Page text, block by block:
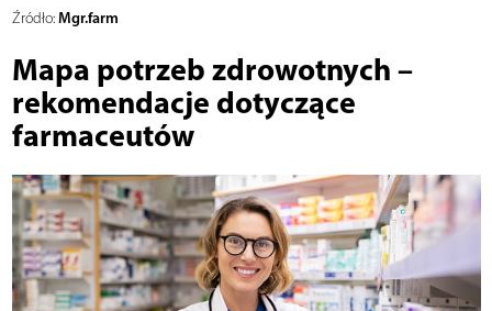
Źródło: Mgr.farm
Mapa potrzeb zdrowotnych –
rekomendacje dotyczące
farmaceutów